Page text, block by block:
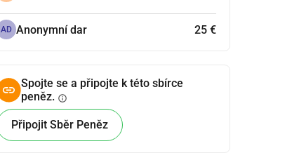
AD Anonymní dar 25 €
Spojte se a připojte k této sbírce
peněz. info
Připojit Sběr Peněz